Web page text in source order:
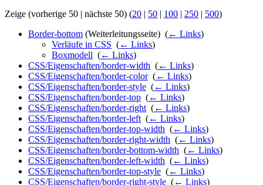
Zeige (vorherige 50 | nächste 50) (20 | 50 | 100 | 250 | 500)
Border-bottom (Weiterleitungsseite) ‎ (← Links)
Verläufe in CSS (← Links)
Boxmodell (← Links)
CSS/Eigenschaften/border-width (← Links)
CSS/Eigenschaften/border-color‎ (← Links)
CSS/Eigenschaften/border-style (← Links)
CSS/Eigenschaften/border-top (← Links)
CSS/Eigenschaften/border-right (← Links)
CSS/Eigenschaften/border-left (← Links)
CSS/Eigenschaften/border-top-width (← Links)
CSS/Eigenschaften/border-right-width (← Links)
CSS/Eigenschaften/border-bottom-width (← Links)
CSS/Eigenschaften/border-left-width (← Links)
CSS/Eigenschaften/border-top-style (← Links)
CSS/Eigenschaften/border-right-style (← Links)